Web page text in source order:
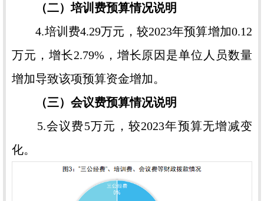
（二）培训费预算情况说明
4.培训费4.29万元，较2023年预算增加0.12
万元，增长2.79%，增长原因是单位人员数量
增加导致该项预算资金增加。
（三）会议费预算情况说明
5.会议费5万元，较2023年预算无增减变
化。